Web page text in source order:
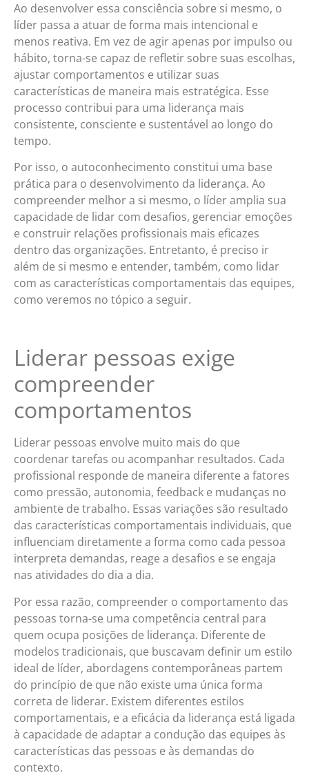
Ao desenvolver essa consciência sobre si mesmo, o
líder passa a atuar de forma mais intencional e
menos reativa. Em vez de agir apenas por impulso ou
hábito, torna-se capaz de refletir sobre suas escolhas,
ajustar comportamentos e utilizar suas
características de maneira mais estratégica. Esse
processo contribui para uma liderança mais
consistente, consciente e sustentável ao longo do
tempo.
Por isso, o autoconhecimento constitui uma base
prática para o desenvolvimento da liderança. Ao
compreender melhor a si mesmo, o líder amplia sua
capacidade de lidar com desafios, gerenciar emoções
e construir relações profissionais mais eficazes
dentro das organizações. Entretanto, é preciso ir
além de si mesmo e entender, também, como lidar
com as características comportamentais das equipes,
como veremos no tópico a seguir.
Liderar pessoas exige
compreender
comportamentos
Liderar pessoas envolve muito mais do que
coordenar tarefas ou acompanhar resultados. Cada
profissional responde de maneira diferente a fatores
como pressão, autonomia, feedback e mudanças no
ambiente de trabalho. Essas variações são resultado
das características comportamentais individuais, que
influenciam diretamente a forma como cada pessoa
interpreta demandas, reage a desafios e se engaja
nas atividades do dia a dia.
Por essa razão, compreender o comportamento das
pessoas torna-se uma competência central para
quem ocupa posições de liderança. Diferente de
modelos tradicionais, que buscavam definir um estilo
ideal de líder, abordagens contemporâneas partem
do princípio de que não existe uma única forma
correta de liderar. Existem diferentes estilos
comportamentais, e a eficácia da liderança está ligada
à capacidade de adaptar a condução das equipes às
características das pessoas e às demandas do
contexto.